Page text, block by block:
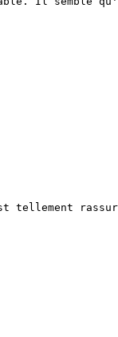
tellement